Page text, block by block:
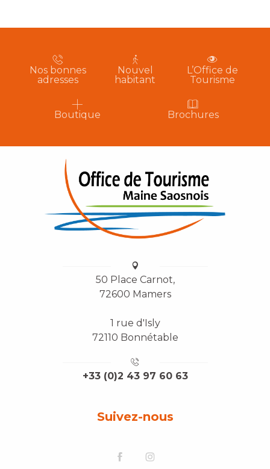
Nos bonnes
adresses
Nouvel
habitant
L’Office de
Tourisme
Boutique Brochures
50 Place Carnot,
72600 Mamers
1 rue d'Isly
72110 Bonnétable
+33 (0)2 43 97 60 63
Suivez-nous